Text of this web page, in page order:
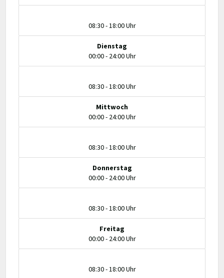
08:30 - 18:00 Uhr
Dienstag
00:00 - 24:00 Uhr
08:30 - 18:00 Uhr
Mittwoch
00:00 - 24:00 Uhr
08:30 - 18:00 Uhr
Donnerstag
00:00 - 24:00 Uhr
08:30 - 18:00 Uhr
Freitag
00:00 - 24:00 Uhr
08:30 - 18:00 Uhr